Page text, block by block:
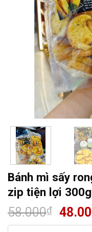
Bánh mì sấy
zip tiện lợi
58.000₫
Giá
gốc